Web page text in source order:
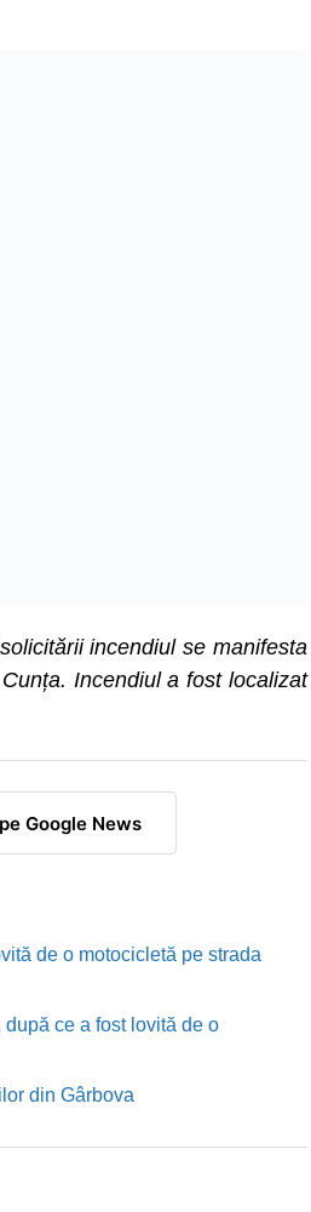
incendiul se manifesta
Incendiul a fost localizat
Google News
de o motocicletă pe strada
ce a fost lovită de o
din Gârbova